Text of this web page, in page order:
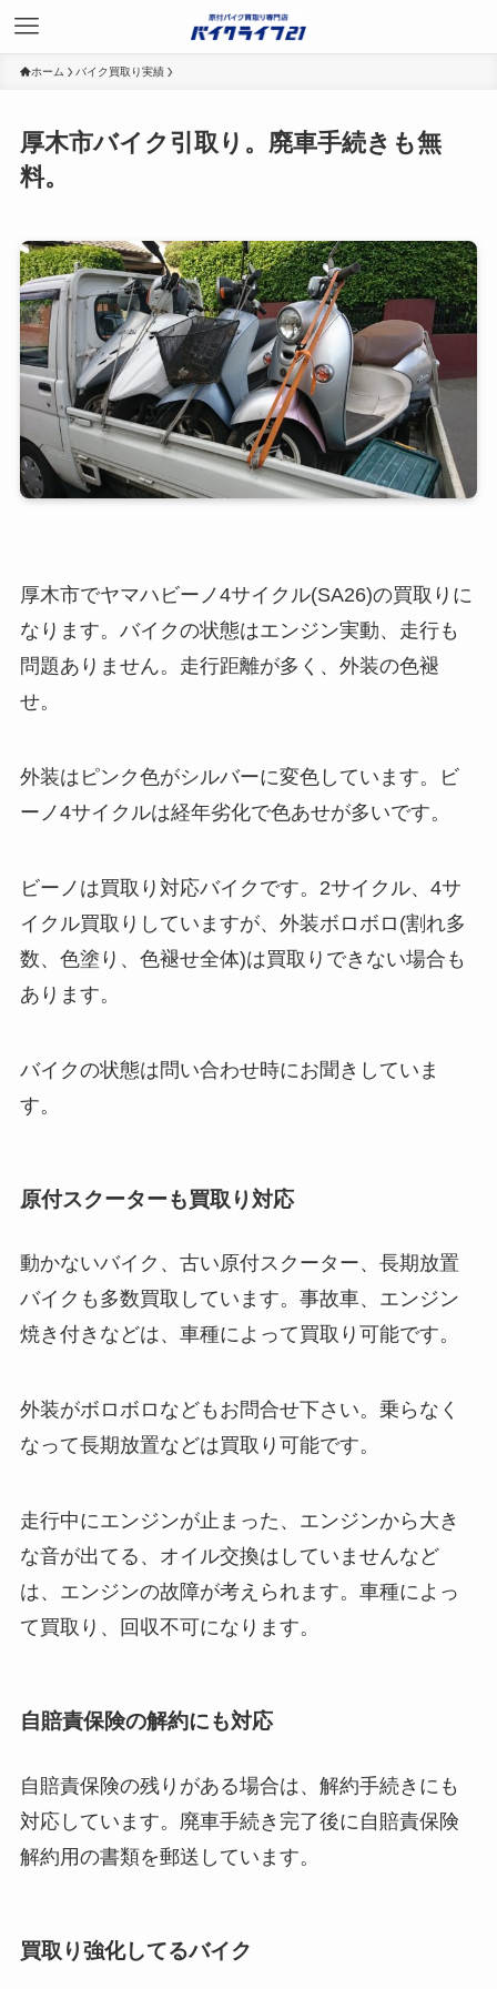
ホーム バイク買取り実績
厚木市バイク引取り。廃車手続きも無
料。
厚木市でヤマハビーノ4サイクル(SA26)の買取りに
なります。バイクの状態はエンジン実動、走行も
問題ありません。走行距離が多く、外装の色褪
せ。
外装はピンク色がシルバーに変色しています。ビ
ーノ4サイクルは経年劣化で色あせが多いです。
ビーノは買取り対応バイクです。2サイクル、4サ
イクル買取りしていますが、外装ボロボロ(割れ多
数、色塗り、色褪せ全体)は買取りできない場合も
あります。
バイクの状態は問い合わせ時にお聞きしていま
す。
原付スクーターも買取り対応
動かないバイク、古い原付スクーター、長期放置
バイクも多数買取しています。事故車、エンジン
焼き付きなどは、車種によって買取り可能です。
外装がボロボロなどもお問合せ下さい。乗らなく
なって長期放置などは買取り可能です。
走行中にエンジンが止まった、エンジンから大き
な音が出てる、オイル交換はしていませんなど
は、エンジンの故障が考えられます。車種によっ
て買取り、回収不可になります。
自賠責保険の解約にも対応
自賠責保険の残りがある場合は、解約手続きにも
対応しています。廃車手続き完了後に自賠責保険
解約用の書類を郵送しています。
買取り強化してるバイク